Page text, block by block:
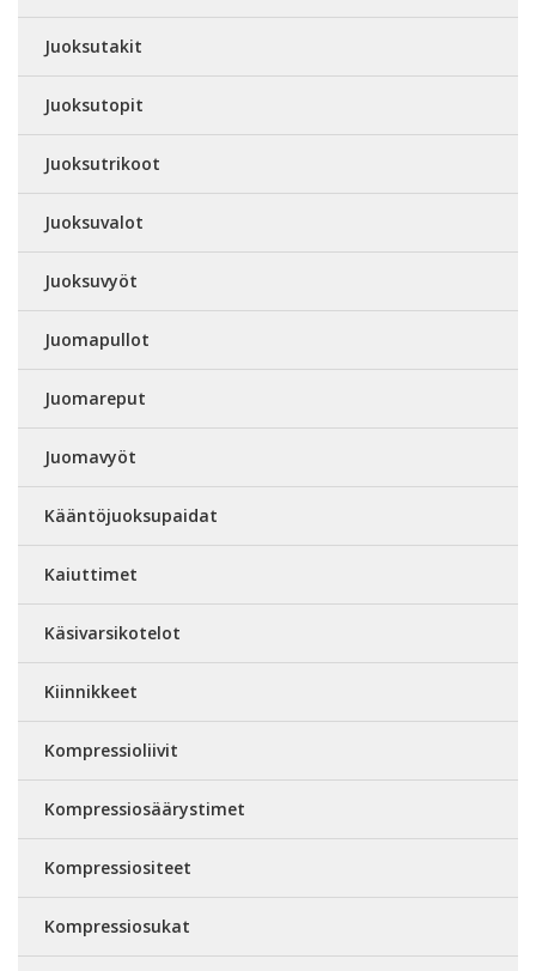
Juoksutakit
Juoksutopit
Juoksutrikoot
Juoksuvalot
Juoksuvyöt
Juomapullot
Juomareput
Juomavyöt
Kääntöjuoksupaidat
Kaiuttimet
Käsivarsikotelot
Kiinnikkeet
Kompressioliivit
Kompressiosäärystimet
Kompressiositeet
Kompressiosukat